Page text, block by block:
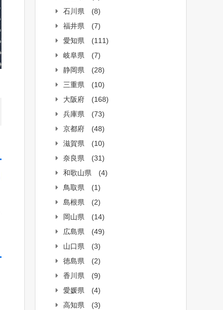
石川県
(8)
福井県
(7)
愛知県
(111)
岐阜県
(7)
静岡県
(28)
三重県
(10)
大阪府
(168)
兵庫県
(73)
京都府
(48)
滋賀県
(10)
奈良県
(31)
和歌山県
(4)
鳥取県
(1)
島根県
(2)
岡山県
(14)
広島県
(49)
山口県
(3)
徳島県
(2)
香川県
(9)
愛媛県
(4)
高知県
(3)